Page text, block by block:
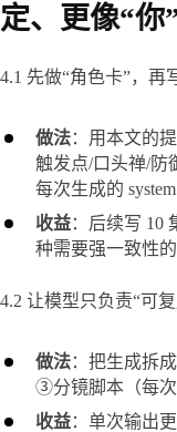
定、更像“你”
4.1 先做“角色卡”，再
做法：用本文的
触发点/口头禅/防
每次生成的 system
收益：后续写 10
种需要强一致性的
4.2 让模型只负责“可
做法：把生成拆
③分镜脚本（每次
收益：单次输出